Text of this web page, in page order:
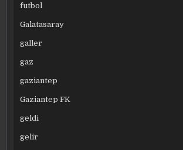
futbol
Galatasaray
galler
gaz
gaziantep
Gaziantep FK
geldi
gelir